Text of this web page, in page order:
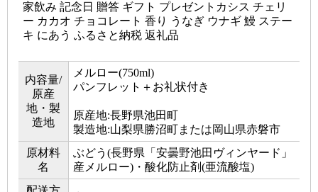
家飲み 記念日 贈答 ギフト プレゼントカシス チェリ
ー カカオ チョコレート 香り うなぎ ウナギ 鰻 ステー
キ にあう ふるさと納税 返礼品
内容量/
原産
地・製
造地
メルロー(750ml)
パンフレット＋お礼状付き
原産地:長野県池田町
製造地:山梨県勝沼町または岡山県赤磐市
原材料
名
ぶどう(長野県「安曇野池田ヴィンヤード」
産メルロー)・酸化防止剤(亜流酸塩)